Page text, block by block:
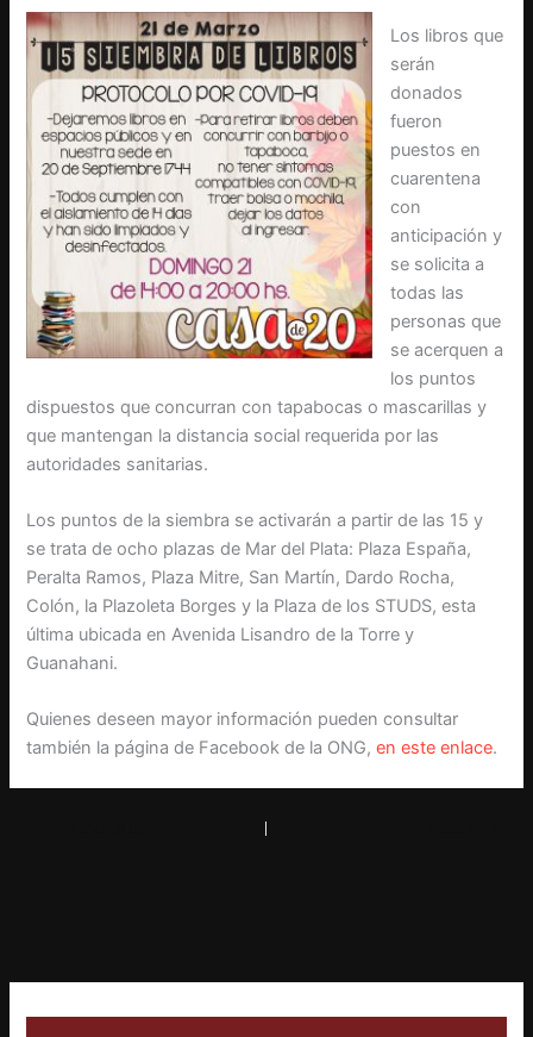
Los libros que
serán
donados
fueron
puestos en
cuarentena
con
anticipación y
se solicita a
todas las
personas que
se acerquen a
los puntos
dispuestos que concurran con tapabocas o mascarillas y
que mantengan la distancia social requerida por las
autoridades sanitarias.
Los puntos de la siembra se activarán a partir de las 15 y
se trata de ocho plazas de Mar del Plata: Plaza España,
Peralta Ramos, Plaza Mitre, San Martín, Dardo Rocha,
Colón, la Plazoleta Borges y la Plaza de los STUDS, esta
última ubicada en Avenida Lisandro de la Torre y
Guanahani.
Quienes deseen mayor información pueden consultar
también la página de Facebook de la ONG,en este enlace.